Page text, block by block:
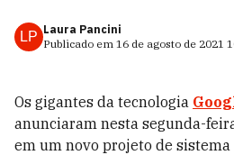
LP Laura Pancini
Publicado em 16 de agosto de 2021
Os gigantes da tecnologia
anunciaram nesta segunda-
em um novo projeto de sistema